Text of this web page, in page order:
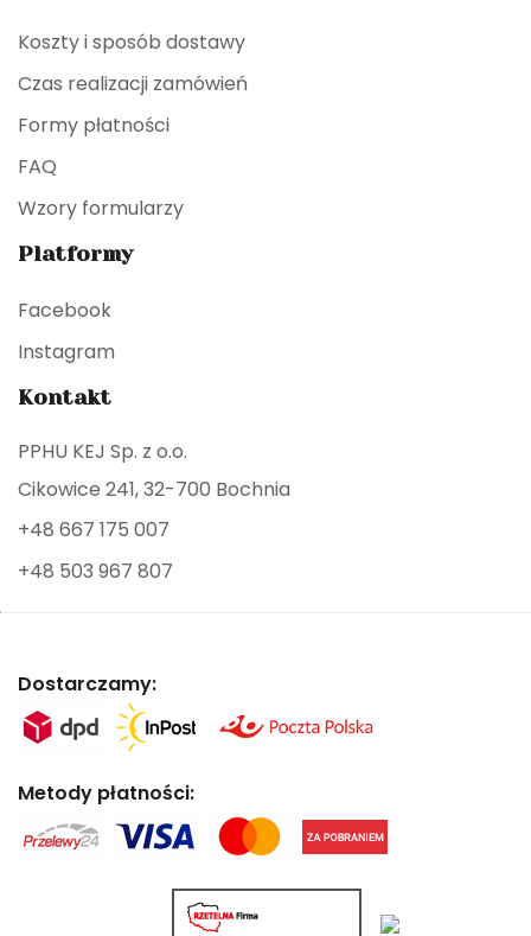
Koszty i sposób dostawy
Czas realizacji zamówień
Formy płatności
FAQ
Wzory formularzy
Platformy
Facebook
Instagram
Kontakt
PPHU KEJ Sp. z o.o.
Cikowice 241, 32-700 Bochnia
+48 667 175 007
+48 503 967 807
Dostarczamy:
Metody płatności: